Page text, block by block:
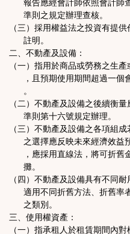
報告應經會計師依照會計師
準則之規定辦理查核。
（三）採用權益法之投資有提
註明。
二、不動產及設備：
（一）指用於商品或勞務之生
，且預期使用期間超過一個
。
（二）不動產及設備之後續衡
準則第十六號規定辦理。
（三）不動產及設備之各項組
之選擇應反映未來經濟效益
，應採用直線法，將可折舊
攤。
（四）不動產及設備具有不同
適用不同折舊方法、折舊率
之類別。
三、使用權資產：
（一）指承租人於租賃期間內